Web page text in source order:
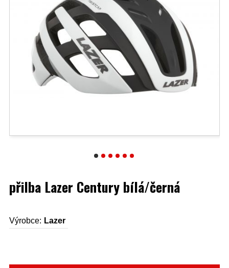
přilba Lazer Century bílá/černá
Výrobce: Lazer